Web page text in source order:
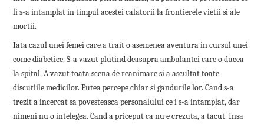
li s-a intamplat in timpul acestei calatorii la frontierele vietii si ale
mortii.
Iata cazul unei femei care a trait o asemenea aventura in cursul unei
come diabetice. S-a vazut plutind deasupra ambulantei care o ducea
la spital. A vazut toata scena de reanimare si a ascultat toate
discutiile medicilor. Putea percepe chiar si gandurile lor. Cand s-a
trezit a incercat sa povesteasca personalului ce i s-a intamplat, dar
nimeni nu o intelegea. Cand a priceput ca nu e crezuta, a tacut. Insa